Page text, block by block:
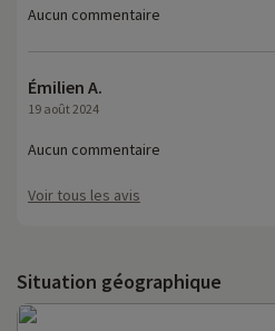
Aucun commentaire
Émilien A.
19 août 2024
Aucun commentaire
Voir tous les avis
Situation géographique